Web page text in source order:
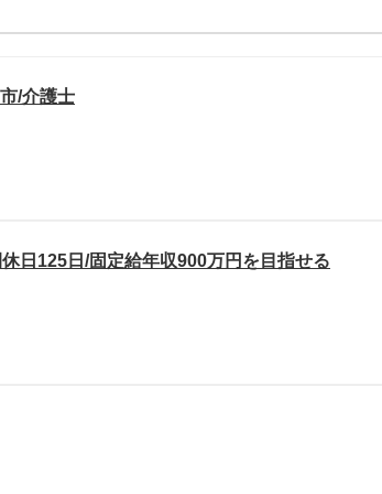
/介護士
日125日/固定給年収900万円を目指せる